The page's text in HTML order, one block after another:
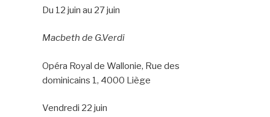
Du 12 juin au 27 juin
Macbeth de G.Verdi
Opéra Royal de Wallonie, Rue des
dominicains 1, 4000 Liège
Vendredi 22 juin